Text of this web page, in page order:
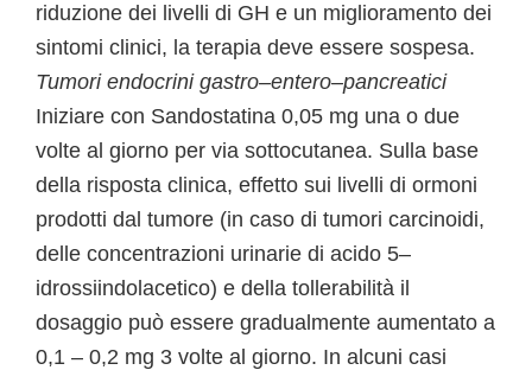
riduzione dei livelli di GH e un miglioramento dei
sintomi clinici, la terapia deve essere sospesa.
Tumori endocrini gastro–entero–pancreatici
Iniziare con Sandostatina 0,05 mg una o due
volte al giorno per via sottocutanea. Sulla base
della risposta clinica, effetto sui livelli di ormoni
prodotti dal tumore (in caso di tumori carcinoidi,
delle concentrazioni urinarie di acido 5–
idrossiindolacetico) e della tollerabilità il
dosaggio può essere gradualmente aumentato a
0,1 – 0,2 mg 3 volte al giorno. In alcuni casi